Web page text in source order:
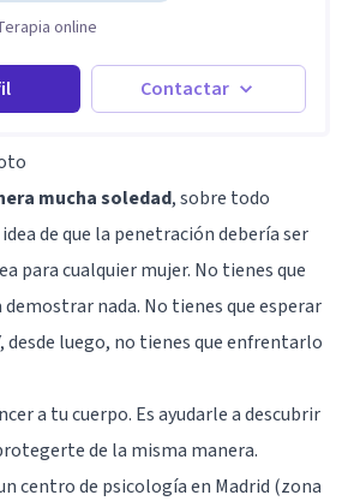
online
Contactar
muchasoledad, sobre todo
de que la penetración debería ser
para cualquier mujer. No tienes que
nada. No tienes que esperar
desde luego, no tienes que enfrentarlo
a tu cuerpo. Es ayudarle a descubrir
de la misma manera.
centro de psicología en Madrid (zona